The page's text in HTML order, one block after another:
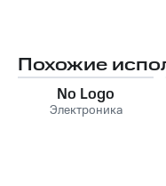
Похожие
No Logo
Электроника